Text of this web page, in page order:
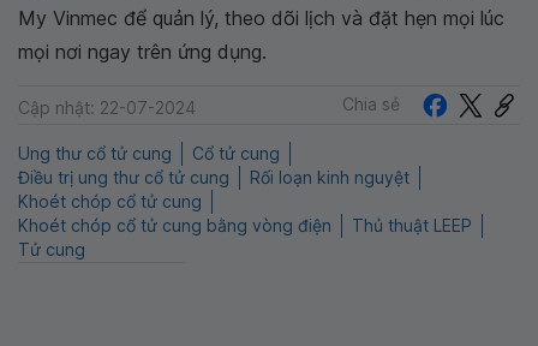
My Vinmec để quản lý, theo dõi lịch và đặt hẹn mọi lúc
mọi nơi ngay trên ứng dụng.
Cập nhật: 22-07-2024 Chia sẻ
Ung thư cổ tử cung
Cổ tử cung
Điều trị ung thư cổ tử cung
Rối loạn kinh nguyệt
Khoét chóp cổ tử cung
Khoét chóp cổ tử cung bằng vòng điện
Thủ thuật LEEP
Tử cung